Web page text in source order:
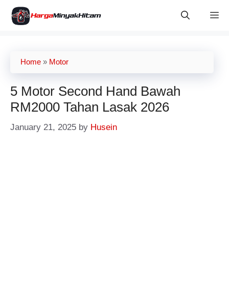
Skip
Home » Motor
5 Motor Second Hand Bawah
RM2000 Tahan Lasak 2026
January 21, 2025 by Husein